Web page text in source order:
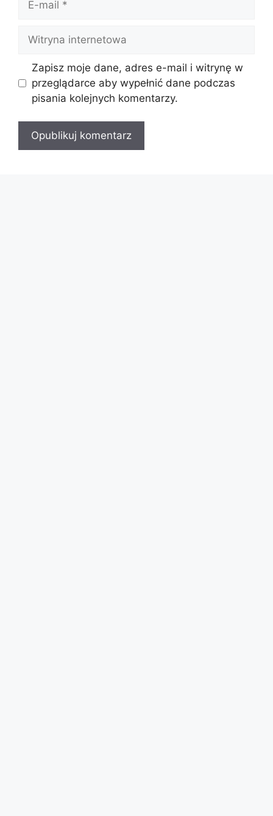
mail
internetowa
Zapisz moje dane, adres e-mail i witrynę w
przeglądarce aby wypełnić dane podczas
pisania kolejnych komentarzy.